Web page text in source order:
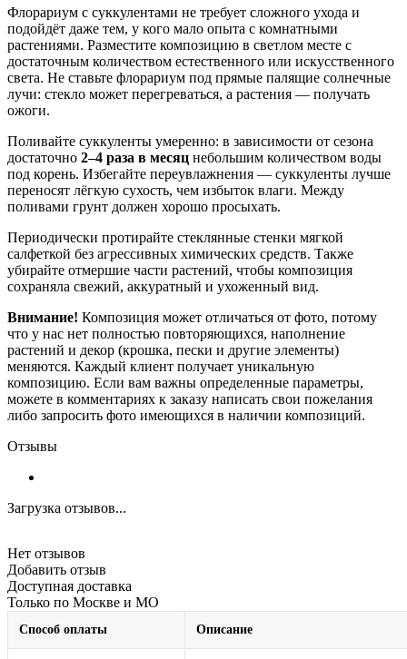
Флорариум с суккулентами не требует сложного ухода и
подойдёт даже тем, у кого мало опыта с комнатными
растениями. Разместите композицию в светлом месте с
достаточным количеством естественного или искусственного
света. Не ставьте флорариум под прямые палящие солнечные
лучи: стекло может перегреваться, а растения — получать
ожоги.
Поливайте суккуленты умеренно: в зависимости от сезона
достаточно 2–4 раза в месяц небольшим количеством воды
под корень. Избегайте переувлажнения — суккуленты лучше
переносят лёгкую сухость, чем избыток влаги. Между
поливами грунт должен хорошо просыхать.
Периодически протирайте стеклянные стенки мягкой
салфеткой без агрессивных химических средств. Также
убирайте отмершие части растений, чтобы композиция
сохраняла свежий, аккуратный и ухоженный вид.
Внимание! Композиция может отличаться от фото, потому
что у нас нет полностью повторяющихся, наполнение
растений и декор (крошка, пески и другие элементы)
меняются. Каждый клиент получает уникальную
композицию. Если вам важны определенные параметры,
можете в комментариях к заказу написать свои пожелания
либо запросить фото имеющихся в наличии композиций.
Отзывы
Загрузка отзывов...
Нет отзывов
Добавить отзыв
Доступная доставка
Только по Москве и МО
Способ оплаты Описание